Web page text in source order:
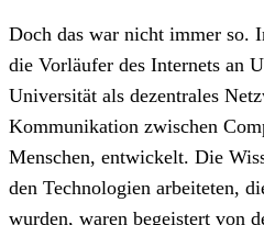
Doch das war nicht immer so.
die Vorläufer des Internets an
Universität als dezentrales
Kommunikation zwischen
Menschen, entwickelt. Die
den Technologien arbeiteten,
wurden, waren begeistert von